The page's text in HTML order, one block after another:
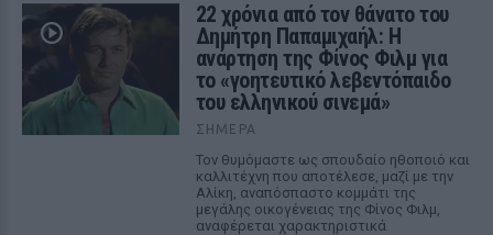
22 χρόνια από τον θάνατο του
Δημήτρη Παπαμιχαήλ: Η
ανάρτηση της Φίνος Φιλμ για
το «γοητευτικό λεβεντόπαιδο
του ελληνικού σινεμά»
ΣΉΜΕΡΑ
Τον θυμόμαστε ως σπουδαίο ηθοποιό και
καλλιτέχνη που αποτέλεσε, μαζί με την
Αλίκη, αναπόσπαστο κομμάτι της
μεγάλης οικογένειας της Φίνος Φιλμ,
αναφέρεται χαρακτηριστικά